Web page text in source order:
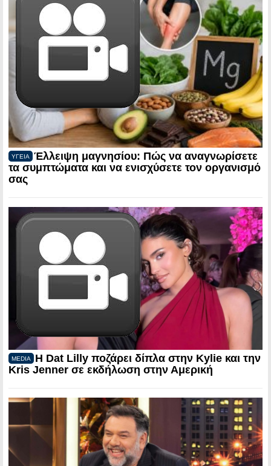
ΥΓΕΙΑ
Έλλειψη μαγνησίου: Πώς να αναγνωρίσετε
τα συμπτώματα και να ενισχύσετε τον οργανισμό
σας
MEDIA
Η Dat Lilly ποζάρει δίπλα στην Kylie και την
Kris Jenner σε εκδήλωση στην Αμερική